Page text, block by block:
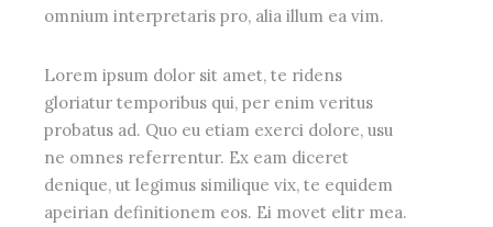
omnium interpretaris pro, alia illum ea vim.
Lorem ipsum dolor sit amet, te ridens
gloriatur temporibus qui, per enim veritus
probatus ad. Quo eu etiam exerci dolore, usu
ne omnes referrentur. Ex eam diceret
denique, ut legimus similique vix, te equidem
apeirian definitionem eos. Ei movet elitr mea.